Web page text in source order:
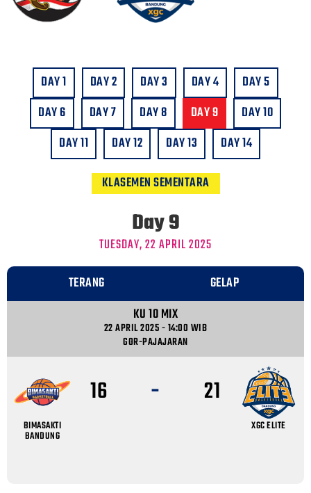
DAY 1 DAY 2 DAY 3 DAY 4
DAY 5
DAY 6
DAY 7 DAY 8 DAY 9
DAY 10
DAY 11
DAY 12 DAY 13
DAY 14
KLASEMEN SEMENTARA
Day 9
TUESDAY, 22 APRIL 2025
TERANG
GELAP
KU 10 MIX
22 APRIL 2025 - 14:00 WIB
GOR-PAJAJARAN
BIMASAKTI
BANDUNG
16 - 21
XGC ELITE